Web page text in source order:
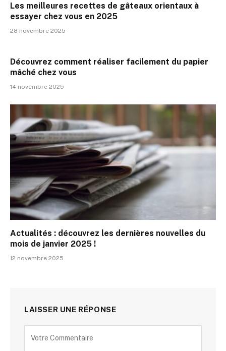
Les meilleures recettes de gâteaux orientaux à
essayer chez vous en 2025
28 novembre 2025
Découvrez comment réaliser facilement du papier
mâché chez vous
14 novembre 2025
Actualités : découvrez les dernières nouvelles du
mois de janvier 2025 !
12 novembre 2025
LAISSER UNE RÉPONSE